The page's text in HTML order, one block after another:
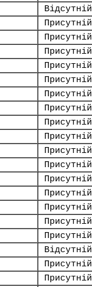
Відсутній
Присутній
Присутній
Присутній
Присутній
Присутній
Присутній
Присутній
Присутній
Присутній
Присутній
Присутній
Присутній
Присутній
Присутній
Присутній
Присутній
Відсутній
Присутній
Присутній